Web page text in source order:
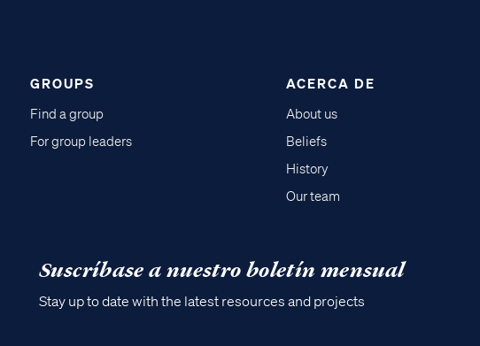
GROUPS
Find a group
For group leaders
ACERCA DE
About us
Beliefs
History
Our team
Suscríbase a nuestro boletín mensual
Stay up to date with the latest resources and projects